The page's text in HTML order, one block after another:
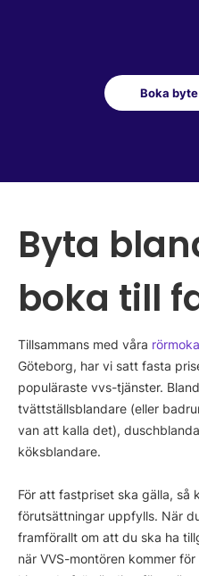
Boka
Byta
boka till
Tillsammans med våra
Göteborg, har vi satt fasta
populäraste vvs-tjänster.
tvättställsblandare (eller
van att kalla det),
köksblandare.
För att fastpriset ska gälla, så
förutsättningar uppfylls. När
framförallt om att du ska ha
när VVS-montören kommer